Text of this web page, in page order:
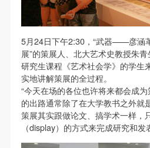
5月24日下午2:30，“武器——彦涵
展”的策展人、北大艺术史教授朱
研究生课程《艺术社会学》的学生
实地讲解策展的全过程。
“今天在场的各位也许将来都会成
的出路通常除了在大学教书之外就
策展其实跟做论文、搞学术一样，
（display）的方式来完成研究和发
第一条
本次活动公平公正、自愿参加
负的原则。但活动有风险，参
识。
第二条
参加本次活动者必须遵守中华
律、法规，必须遵循道德和社
备以人为本、团结友爱、互相
品质。
第一条
本次活动公平公正、自愿参加
负的原则。但活动有风险，参
识。
第二条
参加本次活动者必须遵守中华
律、法规，必须遵循道德和社
备以人为本、团结友爱、互相
品质。
第一条
本次活动公平公正、自愿参加
负的原则。但活动有风险，参
识。
第二条
参加本次活动者必须遵守中华
律、法规，必须遵循道德和社
备以人为本、团结友爱、互相
品质。